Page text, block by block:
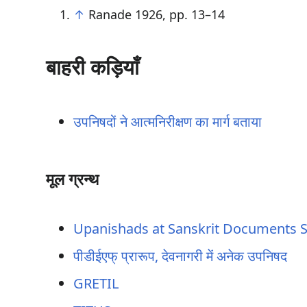
↑ Ranade 1926, pp. 13–14
बाहरी कड़ियाँ
उपनिषदों ने आत्मनिरीक्षण का मार्ग बताया
मूल ग्रन्थ
Upanishads at Sanskrit Documents
पीडीईएफ् प्रारूप, देवनागरी में अनेक उपनिषद
GRETIL